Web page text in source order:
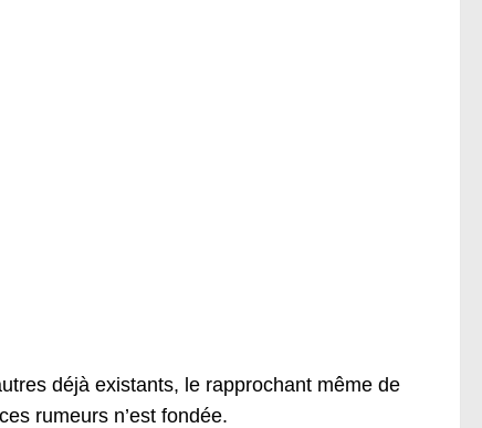
déjà existants, le rapprochant même de
rumeurs n’est fondée.